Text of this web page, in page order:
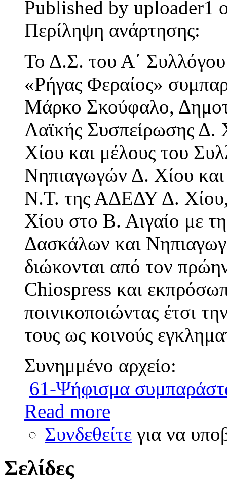
Published by uploader1
Περίληψη ανάρτησης:
Το Δ.Σ. του Α΄
«Ρήγας Φεραίος»
Μάρκο Σκούφαλο,
Λαϊκής Συσπείρωσης
Χίου και μέλους του
Νηπιαγωγών Δ. Χίου
Ν.Τ. της ΑΔΕΔΥ Δ. Χίου,
Χίου στο Β. Αιγαίο με
Δασκάλων και
διώκονται από τον
Chiospress και
ποινικοποιώντας έτσι
τους ως κοινούς
Συνημμένο αρχείο:
61-Ψήφισμα
Read more
Συνδεθείτε για να
Σελίδες